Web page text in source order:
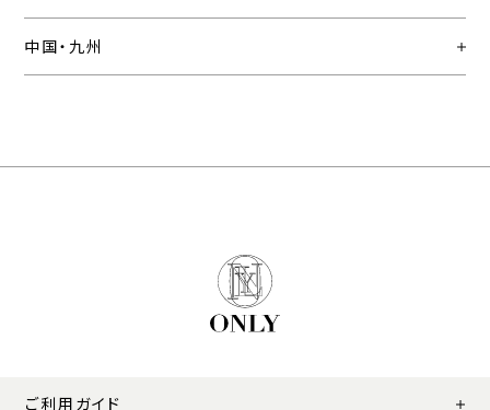
中国・九州
ご利用ガイド